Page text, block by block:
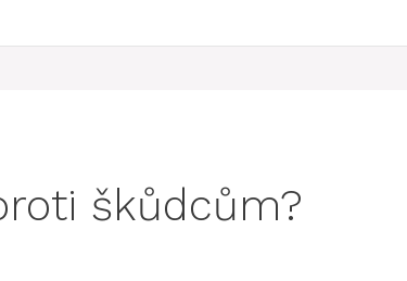
škůdcům?